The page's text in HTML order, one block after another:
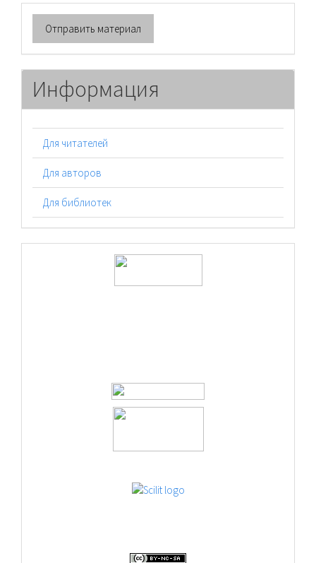
Отправить
материал
Отправить материал
Информация
Для читателей
Для авторов
Для библиотек